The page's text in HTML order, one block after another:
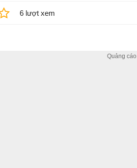
6 lượt xem